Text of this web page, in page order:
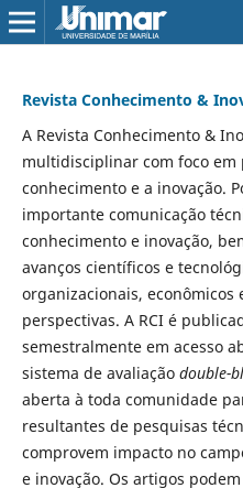
Revista Conhecimento &
A Revista Conhecimento &
multidisciplinar com foco em
conhecimento e a inovação.
importante comunicação
conhecimento e inovação,
avanços científicos e
organizacionais,
perspectivas. A RCI é
semestralmente em acesso
sistema de avaliação double-
aberta à toda comunidade
resultantes de pesquisas
comprovem impacto no
e inovação. Os artigos